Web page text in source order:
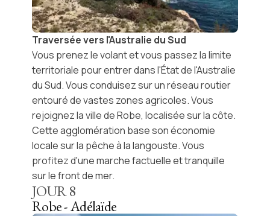
Traversée vers l'Australie du Sud
Vous prenez le volant et vous passez la limite
territoriale pour entrer dans l'État de l'Australie
du Sud. Vous conduisez sur un réseau routier
entouré de vastes zones agricoles. Vous
rejoignez la ville deRobe, localisée sur la côte.
Cette agglomération base son économie
locale sur la pêche à la langouste. Vous
profitez d'unemarchefactuelle et tranquille
sur lefront de mer.
JOUR8
Robe - Adélaïde